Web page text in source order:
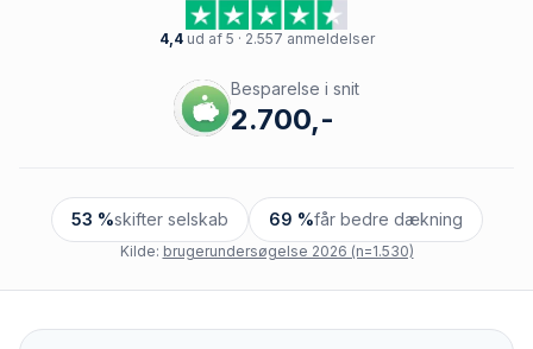
4,4ud af 5 · 2.557 anmeldelser
Besparelse i snit
2.700,-
53 %skifter selskab 69 %får bedre dækning
Kilde: brugerundersøgelse 2026 (n=1.530)